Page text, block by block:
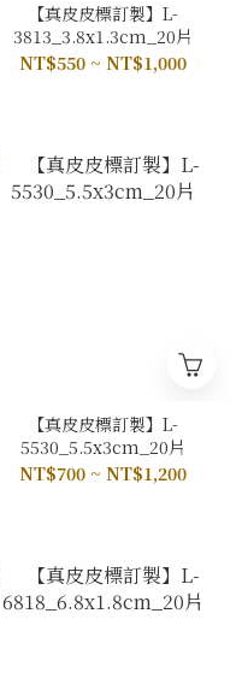
【真皮皮標訂製】L-
3813_3.8x1.3cm_20片
NT$550 ~ NT$1,000
【真皮皮標訂製】L-
5530_5.5x3cm_20片
NT$700 ~ NT$1,200